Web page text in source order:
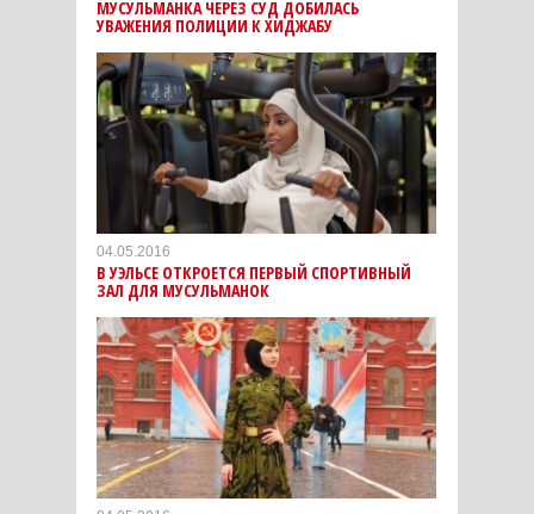
МУСУЛЬМАНКА ЧЕРЕЗ СУД ДОБИЛАСЬ
УВАЖЕНИЯ ПОЛИЦИИ К ХИДЖАБУ
04.05.2016
В УЭЛЬСЕ ОТКРОЕТСЯ ПЕРВЫЙ СПОРТИВНЫЙ
ЗАЛ ДЛЯ МУСУЛЬМАНОК